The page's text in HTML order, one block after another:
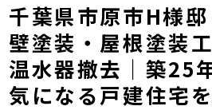
千葉県市原市H様
壁塗装・屋根塗装
温水器撤去｜築25
気になる戸建住宅